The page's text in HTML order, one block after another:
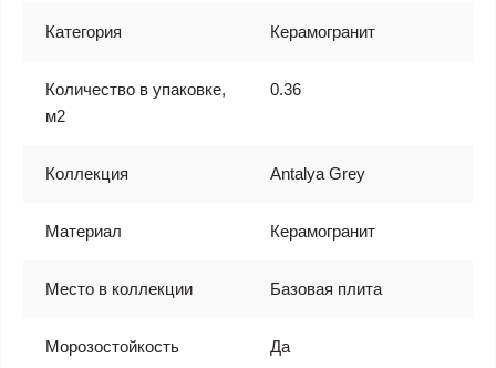
Категория Керамогранит
Количество в упаковке,
м2
0.36
Коллекция Antalya Grey
Материал Керамогранит
Место в коллекции Базовая плита
Морозостойкость Да